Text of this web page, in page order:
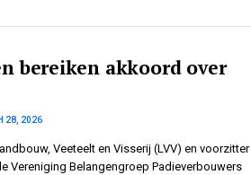
bereiken akkoord over
28, 2026
Veeteelt en Visserij (LVV) en voorzitter
Vereniging Belangengroep Padieverbouwers